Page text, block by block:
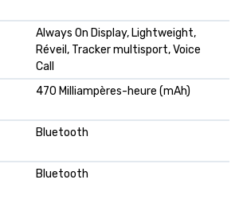
Always On Display, Lightweight,
Réveil, Tracker multisport, Voice
Call
470 Milliampères-heure (mAh)
Bluetooth
Bluetooth